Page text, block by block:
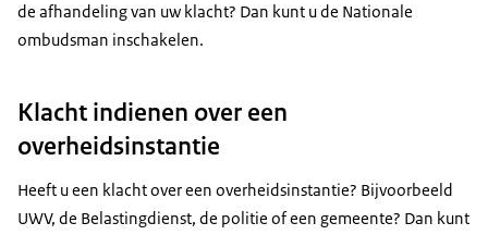
de afhandeling van uw klacht? Dan kunt u de Nationale
ombudsman inschakelen.
Klacht indienen over een
overheidsinstantie
Heeft u een klacht over een overheidsinstantie? Bijvoorbeeld
UWV, de Belastingdienst, de politie of een gemeente? Dan kunt